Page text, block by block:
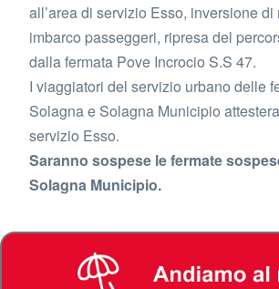
all’area di servizio Esso, inversione di
imbarco passeggeri, ripresa del
dalla fermata Pove Incrocio S.S 47.
I viaggiatori del servizio urbano delle
Solagna e Solagna Municipio
servizio Esso.
Saranno sospese le fermate
Solagna Municipio.